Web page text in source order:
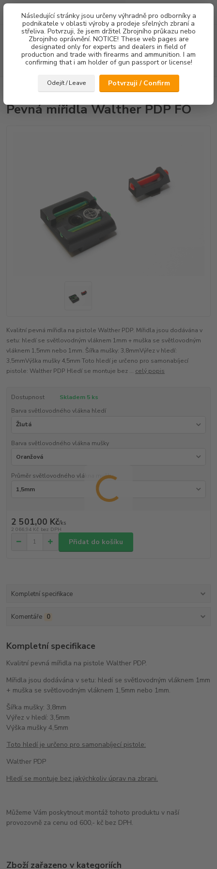
Následující stránky jsou určeny výhradně pro odborníky a
podnikatele v oblasti výroby a prodeje sřelných zbraní a
střeliva. Potvrzuji, že jsem držitel Zbrojního průkazu nebo
Zbrojního oprávnění. NOTICE! These web pages are
designated only for experts and dealers in field of
production and trade with firearms and ammunition. I am
confirming that i am holder of gun passport or license!
Odejít / Leave Potvrzuji / Confirm
Menu
Hledat
za0,00 Kč
Pevná mířidla Walther PDP FO
Pevná mířidla Walther PDP FO
Kvalitní pevná mířidla na pistole Walther PDP. Mířidla jsou dodávána v
setu: hledí se světlovodným vláknem 1mm + muška se světlovodným
vláknem 1,5mm nebo 1mm. Šířka mušky: 3,8mmVýřez v hledí:
3,5mmVýška mušky 4,5mm Toto hledí je určeno pro samonabíjecí
pistole: Walther PDP Hledí se montuje bez ... celý popis
Dostupnost
Skladem 5 ks
Barva světlovodného vlákna hledí
Barva světlovodného vlákna mušky
Průměr světlovodného vlákna mušky
2 501,00 Kč/ks
2 066,94 Kč bez DPH
Přidat do košíku
Kompletní specifikace
Komentáře 0
Kompletní specifikace
Kvalitní pevná mířidla na pistole Walther PDP.
Mířidla jsou dodávána v setu: hledí se světlovodným vláknem 1mm
+ muška se světlovodným vláknem 1,5mm nebo 1mm.
Šířka mušky: 3,8mm
Výřez v hledí: 3,5mm
Výška mušky 4,5mm
Toto hledí je určeno pro samonabíjecí pistole:
Walther PDP
Hledí se montuje bez jakýchkoliv úprav na zbrani.
Můžeme Vám poskytnout montáž tohoto produktu v naší
provozovně za cenu od 600,- kč bez DPH.
Zboží zařazeno v kategoriích